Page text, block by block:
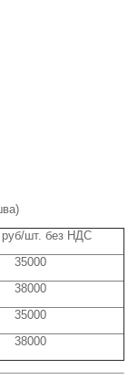
руб/шт. без НДС
35000
38000
35000
38000